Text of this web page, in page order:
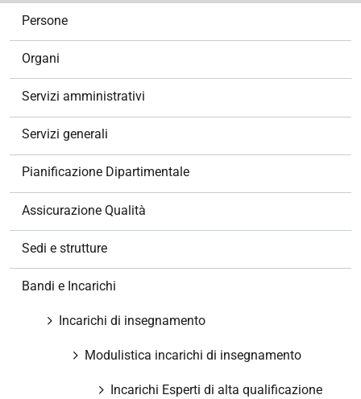
Persone
Organi
Servizi amministrativi
Servizi generali
Pianificazione Dipartimentale
Assicurazione Qualità
Sedi e strutture
Bandi e Incarichi
Incarichi di insegnamento
Modulistica incarichi di insegnamento
Incarichi Esperti di alta qualificazione